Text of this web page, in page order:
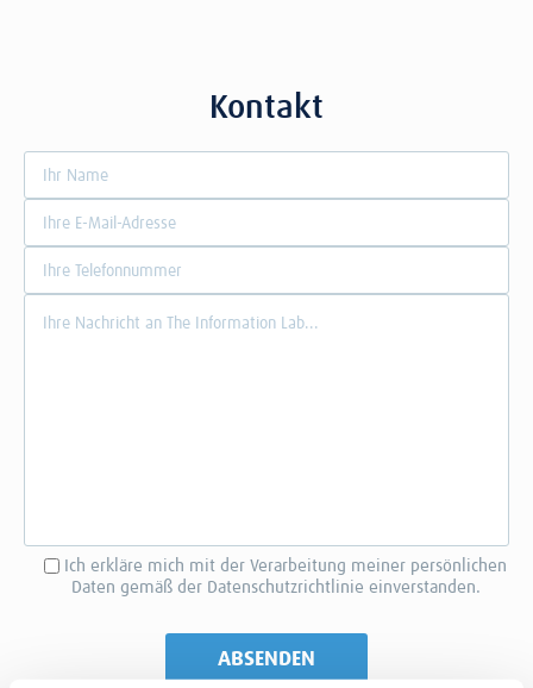
Kontakt
Ich erkläre mich mit der Verarbeitung meiner persönlichen
Daten gemäß der Datenschutzrichtlinie einverstanden.
ABSENDEN